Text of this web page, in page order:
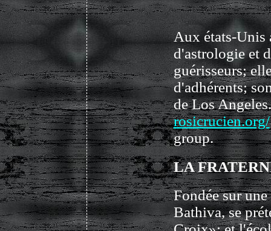
Aux états-Unis
d'astrologie et
guérisseurs;
d'adhérents;
de Los
rosicrucien.org/
group.
LA
Fondée sur
Bathiva, se